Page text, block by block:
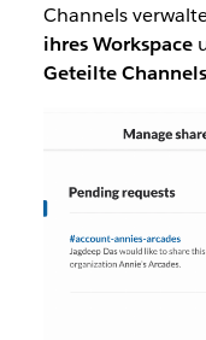
Channels
ihres Workspace
GeteilteChannels